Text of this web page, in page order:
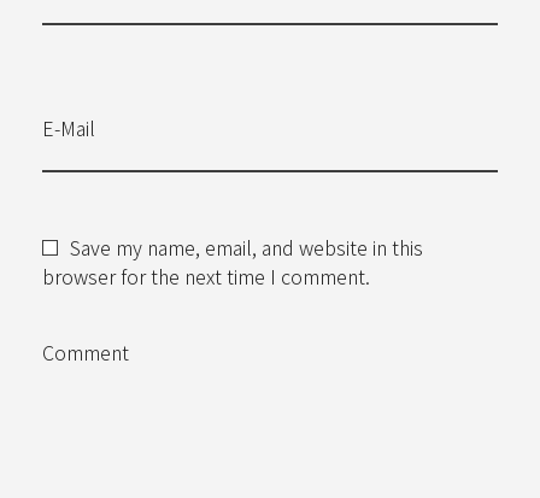
E-Mail
Save my name, email, and website in this
browser for the next time I comment.
Comment